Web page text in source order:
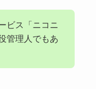
ビス「ニコニ
管理人でもあ